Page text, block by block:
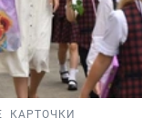
КАРТОЧКИ